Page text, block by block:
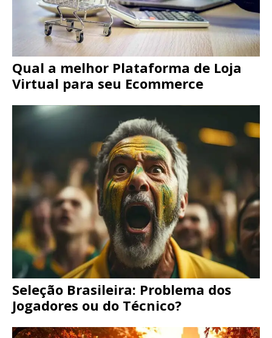
Qual a melhor Plataforma de Loja
Virtual para seu Ecommerce
Seleção Brasileira: Problema dos
Jogadores ou do Técnico?